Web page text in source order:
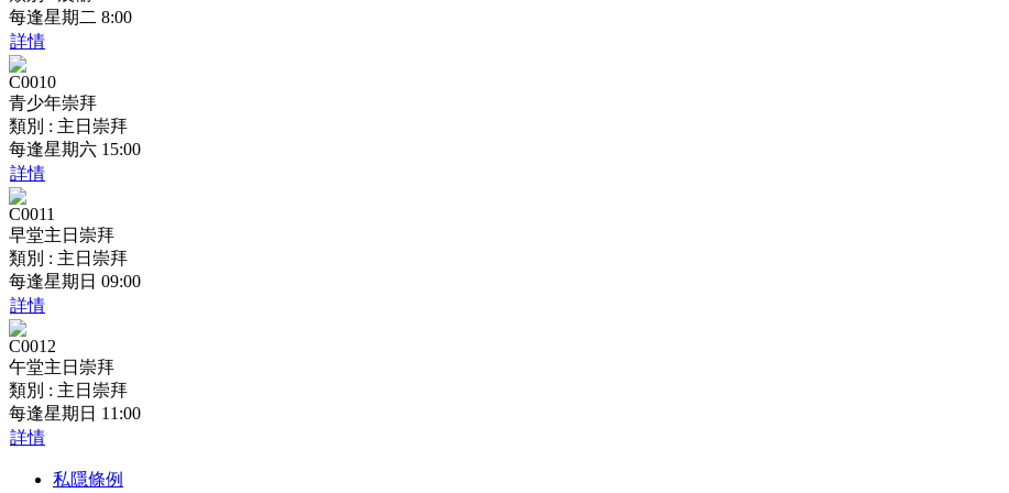
每逢星期二 8:00
詳情
C0010
青少年崇拜
類別 : 主日崇拜
每逢星期六 15:00
詳情
C0011
早堂主日崇拜
類別 : 主日崇拜
每逢星期日 09:00
詳情
C0012
午堂主日崇拜
類別 : 主日崇拜
每逢星期日 11:00
詳情
私隱條例